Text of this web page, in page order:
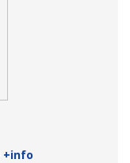
+info